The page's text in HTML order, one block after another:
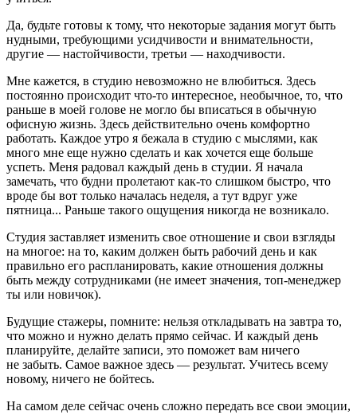
Да, будьте готовы к тому, что некоторые задания могут быть
нудными, требующими усидчивости и внимательности,
другие — настойчивости, третьи — находчивости.
Мне кажется, в студию невозможно не влюбиться. Здесь
постоянно происходит что-то интересное, необычное, то, что
раньше в моей голове не могло бы вписаться в обычную
офисную жизнь. Здесь действительно очень комфортно
работать. Каждое утро я бежала в студию с мыслями, как
много мне еще нужно сделать и как хочется еще больше
успеть. Меня радовал каждый день в студии. Я начала
замечать, что будни пролетают как-то слишком быстро, что
вроде бы вот только началась неделя, а тут вдруг уже
пятница... Раньше такого ощущения никогда не возникало.
Студия заставляет изменить свое отношение и свои взгляды
на многое: на то, каким должен быть рабочий день и как
правильно его распланировать, какие отношения должны
быть между сотрудниками (не имеет значения, топ-менеджер
ты или новичок).
Будущие стажеры, помните: нельзя откладывать на завтра то,
что можно и нужно делать прямо сейчас. И каждый день
планируйте, делайте записи, это поможет вам ничего
не забыть. Самое важное здесь — результат. Учитесь всему
новому, ничего не бойтесь.
На самом деле сейчас очень сложно передать все свои эмоции,